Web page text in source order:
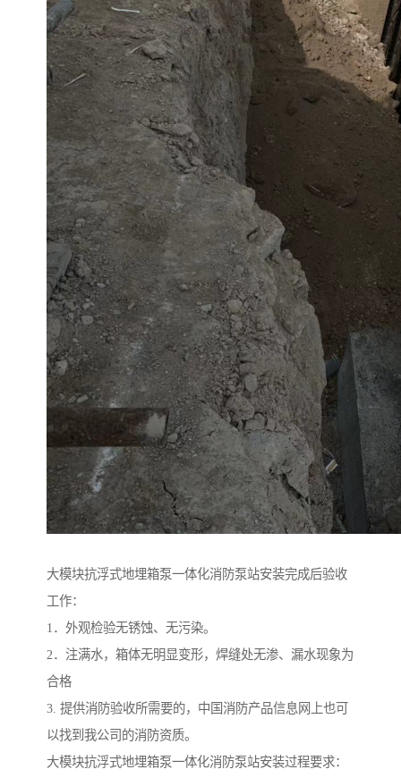
大模块抗浮式地埋箱泵一体化消防泵站安装完成后验收
工作：
1．外观检验无锈蚀、无污染。
2．注满水，箱体无明显变形，焊缝处无渗、漏水现象为
合格
3. 提供消防验收所需要的，中国消防产品信息网上也可
以找到我公司的消防资质。
大模块抗浮式地埋箱泵一体化消防泵站安装过程要求：